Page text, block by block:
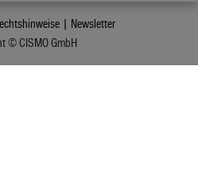
| Newsletter
© CISMO GmbH